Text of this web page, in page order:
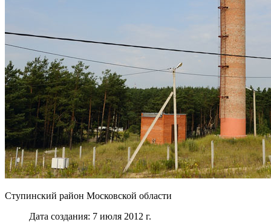
Ступинский район Московской области
Дата создания: 7 июля 2012 г.